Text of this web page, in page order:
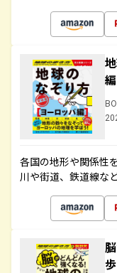
編
各国の地形や関係性
川や街道、鉄道線な